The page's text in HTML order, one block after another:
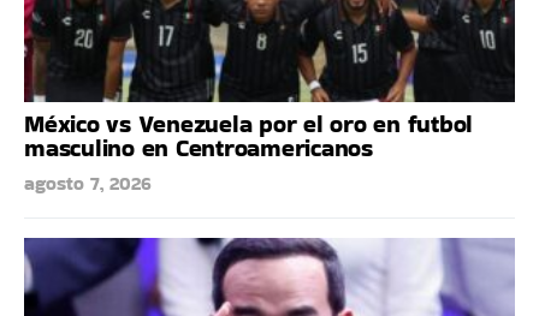
México vs Venezuela por el oro en futbol
masculino en Centroamericanos
agosto 7, 2026